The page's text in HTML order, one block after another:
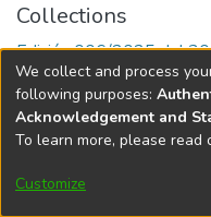
Collections
Edición 006/2025 del
Universidad
We collect and process
following purposes:
Acknowledgement and
To learn more, please read
Customize